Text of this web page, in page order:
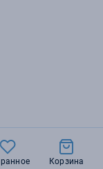
Корзина